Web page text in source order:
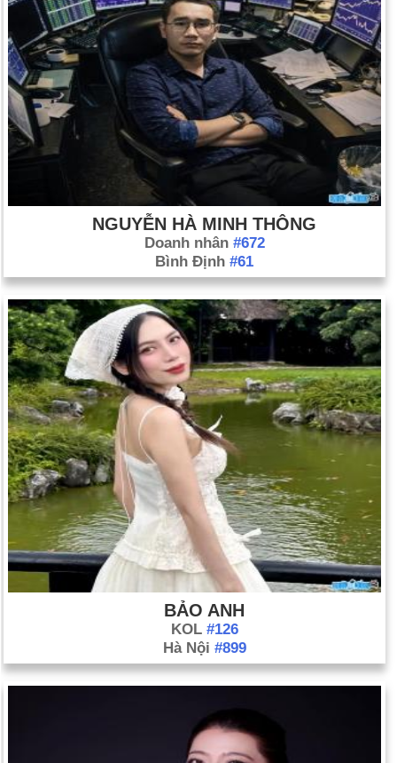
NGUYỄN HÀ MINH THÔNG
Doanh nhân #672
Bình Định #61
BẢO ANH
KOL #126
Hà Nội #899